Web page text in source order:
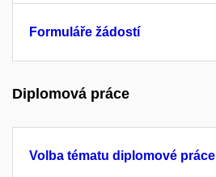
Formuláře žádostí
Diplomová práce
Volba tématu diplomové práce